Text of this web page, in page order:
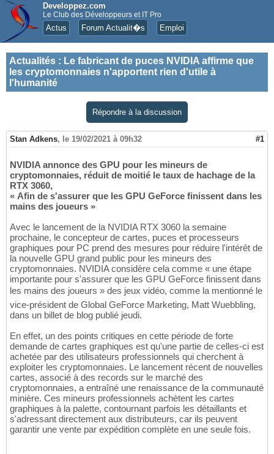
Developpez.com
Le Club des Développeurs et IT Pro
Actus Forum Actualit�s Emploi
Actualités : Le fabricant de puces NVIDIA affirme que
les cryptomonnaies n'apportent rien d'utile à
l'humanité
Répondre à la discussion
Stan Adkens, le 19/02/2021 à 09h32 #1
NVIDIA annonce des GPU pour les mineurs de
cryptomonnaies, réduit de moitié le taux de hachage de la
RTX 3060,
« Afin de s'assurer que les GPU GeForce finissent dans les
mains des joueurs »
Avec le lancement de la NVIDIA RTX 3060 la semaine
prochaine, le concepteur de cartes, puces et processeurs
graphiques pour PC prend des mesures pour réduire l'intérêt de
la nouvelle GPU grand public pour les mineurs des
cryptomonnaies. NVIDIA considère cela comme « une étape
importante pour s'assurer que les GPU GeForce finissent dans
les mains des joueurs » des jeux vidéo, comme la mentionné le
vice-président de Global GeForce Marketing, Matt Wuebbling,
dans un billet de blog publié jeudi.
En effet, un des points critiques en cette période de forte
demande de cartes graphiques est qu'une partie de celles-ci est
achetée par des utilisateurs professionnels qui cherchent à
exploiter les cryptomonnaies. Le lancement récent de nouvelles
cartes, associé à des records sur le marché des
cryptomonnaies, a entraîné une renaissance de la communauté
minière. Ces mineurs professionnels achètent les cartes
graphiques à la palette, contournant parfois les détaillants et
s'adressant directement aux distributeurs, car ils peuvent
garantir une vente par expédition complète en une seule fois.